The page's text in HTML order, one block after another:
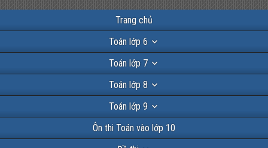
Trang chủ
Toán lớp 6
Toán lớp 7
Toán lớp 8
Toán lớp 9
Ôn thi Toán vào lớp 10